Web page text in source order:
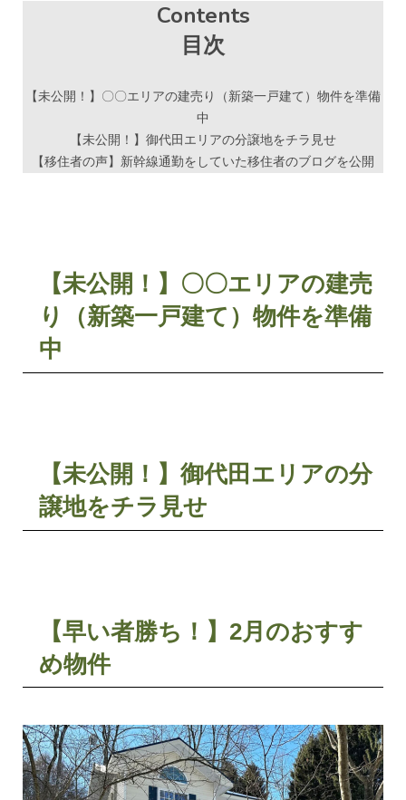
Contents
目次
【未公開！】〇〇エリアの建売り（新築一戸建て）物件を準備
中
【未公開！】御代田エリアの分譲地をチラ見せ
【移住者の声】新幹線通勤をしていた移住者のブログを公開
【未公開！】〇〇エリアの建売
り（新築一戸建て）物件を準備
中
【未公開！】御代田エリアの分
譲地をチラ見せ
【早い者勝ち！】2月のおすす
め物件